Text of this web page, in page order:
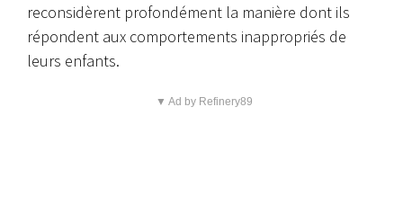
reconsidèrent profondément la manière dont ils
répondent aux comportements inappropriés de
leurs enfants.
▼ Ad by Refinery89